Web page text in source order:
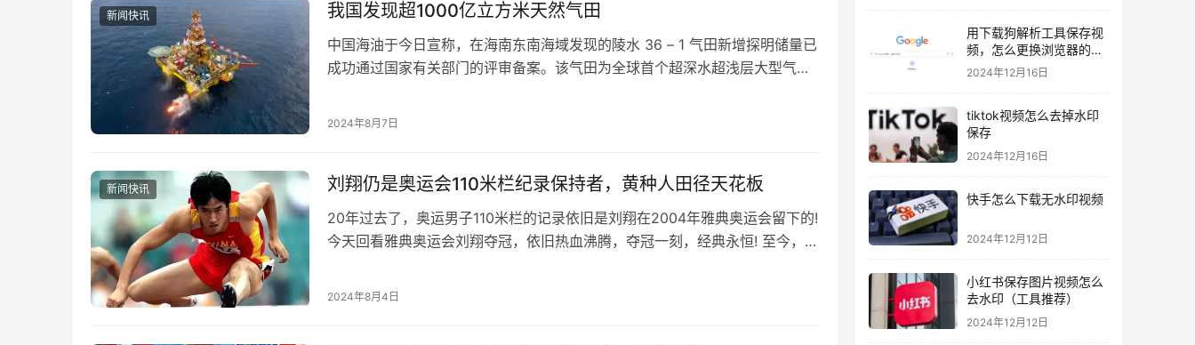
新闻快讯 我国发现超1000亿立方米天然气田
中国海油于今日宣称，在海南东南海域发现的陵水 36 – 1 气田新增探明储量已
成功通过国家有关部门的评审备案。该气田为全球首个超深水超浅层大型气
2024年8月7日
新闻快讯 刘翔仍是奥运会110米栏纪录保持者，黄种人田径天花板
20年过去了，奥运男子110米栏的记录依旧是刘翔在2004年雅典奥运会留下的!
今天回看雅典奥运会刘翔夺冠，依旧热血沸腾，夺冠一刻，经典永恒! 至今，刘
2024年8月4日
用下载狗解析工具保存视
频，怎么更换浏览器的下
载路径！
2024年12月16日
tiktok视频怎么去掉水印
保存
2024年12月16日
快手怎么下载无水印视频
2024年12月12日
小红书保存图片视频怎么
去水印（工具推荐）
2024年12月12日